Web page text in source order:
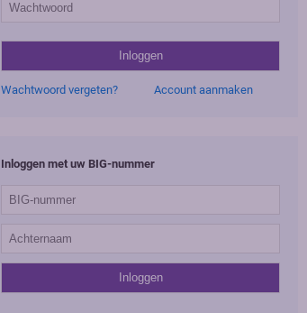
Wachtwoord vergeten? Account aanmaken
Inloggen met uw BIG-nummer